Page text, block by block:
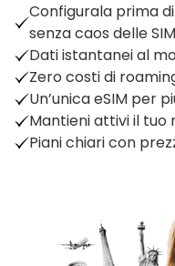
Configurala prima
senza caos delle
Dati istantanei al
Zero costi di
Un’unica eSIM per
Mantieni attivi il tuo
Piani chiari con